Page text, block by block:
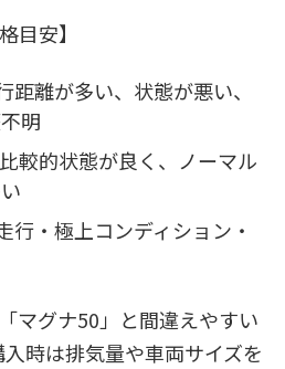
目安】
距離が多い、状態が悪い、
明
較的状態が良く、ノーマル
行・極上コンディション・
マグナ50」と間違えやすい
時は排気量や車両サイズを